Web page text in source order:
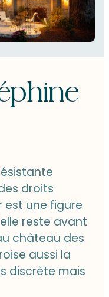
droits
est une figure
reste avant
château des
aussi la
discrète mais